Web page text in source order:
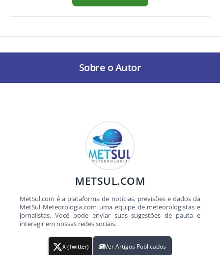
Sobre o Autor
METSUL.COM
MetSul.com é a plataforma de notícias, previsões e dados da
MetSul Meteorologia com uma equipe de meteorologistas e
jornalistas. Você pode enviar suas sugestões de pauta e
interagir em nossas redes sociais.
X (Twitter) Ver Artigos Publicados